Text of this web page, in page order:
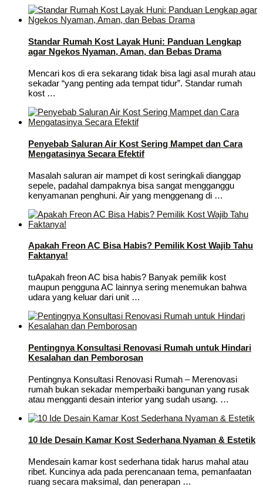
Standar Rumah Kost Layak Huni: Panduan Lengkap
agar Ngekos Nyaman, Aman, dan Bebas Drama
Mencari kos di era sekarang tidak bisa lagi asal murah atau
sekadar “yang penting ada tempat tidur”. Standar rumah
kost …
Penyebab Saluran Air Kost Sering Mampet dan Cara
Mengatasinya Secara Efektif
Masalah saluran air mampet di kost seringkali dianggap
sepele, padahal dampaknya bisa sangat mengganggu
kenyamanan penghuni. Air yang menggenang di …
Apakah Freon AC Bisa Habis? Pemilik Kost Wajib Tahu
Faktanya!
tuApakah freon AC bisa habis? Banyak pemilik kost
maupun pengguna AC lainnya sering menemukan bahwa
udara yang keluar dari unit …
Pentingnya Konsultasi Renovasi Rumah untuk Hindari
Kesalahan dan Pemborosan
Pentingnya Konsultasi Renovasi Rumah – Merenovasi
rumah bukan sekadar memperbaiki bangunan yang rusak
atau mengganti desain interior yang sudah usang. …
10 Ide Desain Kamar Kost Sederhana Nyaman & Estetik
Mendesain kamar kost sederhana tidak harus mahal atau
ribet. Kuncinya ada pada perencanaan tema, pemanfaatan
ruang secara maksimal, dan penerapan …